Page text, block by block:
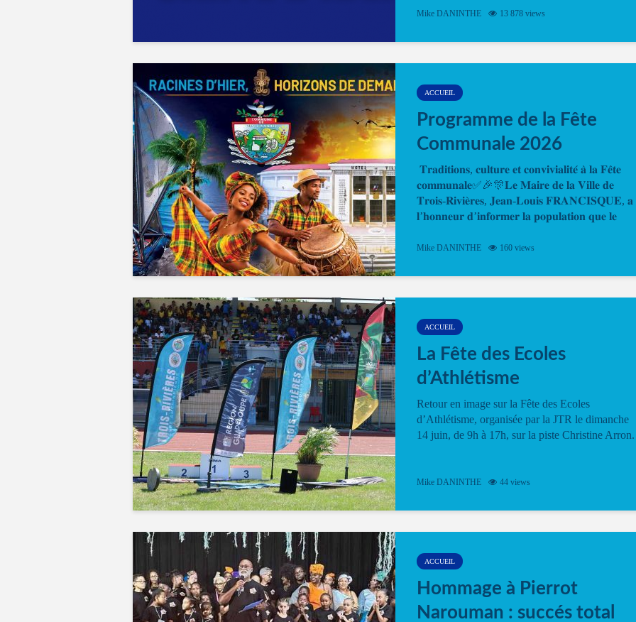
Désormais, il est possible de prendre rendez-vous
Mike DANINTHE 13 878 views
ACCUEIL
Programme de la Fête
Communale 2026
𝐓𝐫𝐚𝐝𝐢𝐭𝐢𝐨𝐧𝐬, 𝐜𝐮𝐥𝐭𝐮𝐫𝐞 𝐞𝐭 𝐜𝐨𝐧𝐯𝐢𝐯𝐢𝐚𝐥𝐢𝐭𝐞́ 𝐚̀ 𝐥𝐚 𝐅𝐞̂𝐭𝐞
𝐜𝐨𝐦𝐦𝐮𝐧𝐚𝐥𝐞✅🎉🎊𝐋𝐞 𝐌𝐚𝐢𝐫𝐞 𝐝𝐞 𝐥𝐚 𝐕𝐢𝐥𝐥𝐞 𝐝𝐞
𝐓𝐫𝐨𝐢𝐬-𝐑𝐢𝐯𝐢𝐞̀𝐫𝐞𝐬, 𝐉𝐞𝐚𝐧-𝐋𝐨𝐮𝐢𝐬 𝐅𝐑𝐀𝐍𝐂𝐈𝐒𝐐𝐔𝐄, 𝐚
𝐥’𝐡𝐨𝐧𝐧𝐞𝐮𝐫 𝐝’𝐢𝐧𝐟𝐨𝐫𝐦𝐞𝐫 𝐥𝐚 𝐩𝐨𝐩𝐮𝐥𝐚𝐭𝐢𝐨𝐧 𝐪𝐮𝐞 𝐥𝐞
Mike DANINTHE 160 views
ACCUEIL
La Fête des Ecoles
d’Athlétisme
Retour en image sur la Fête des Ecoles
d’Athlétisme, organisée par la JTR le dimanche
14 juin, de 9h à 17h, sur la piste Christine Arron.
Mike DANINTHE 44 views
ACCUEIL
Hommage à Pierrot
Narouman : succés total